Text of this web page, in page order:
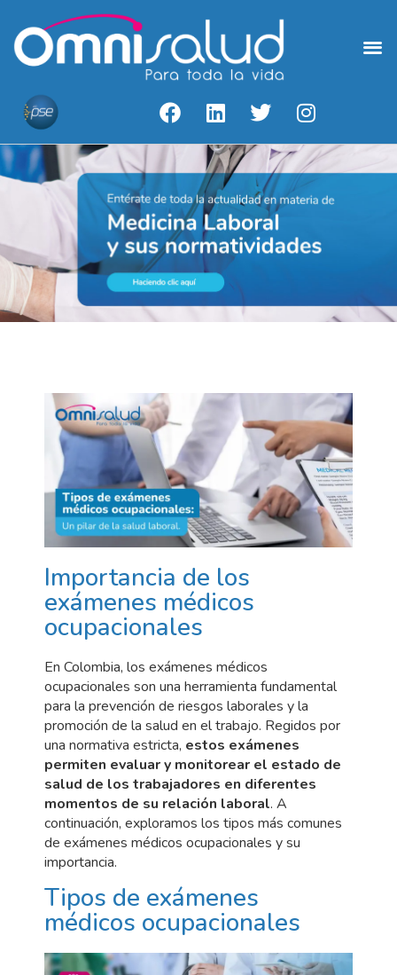
Importancia de los
exámenes médicos
ocupacionales
En Colombia, los exámenes médicos
ocupacionales son una herramienta fundamental
para la prevención de riesgos laborales y la
promoción de la salud en el trabajo. Regidos por
una normativa estricta, estos exámenes
permiten evaluar y monitorear el estado de
salud de los trabajadores en diferentes
momentos de su relación laboral. A
continuación, exploramos los tipos más comunes
de exámenes médicos ocupacionales y su
importancia.
Tipos de exámenes
médicos ocupacionales